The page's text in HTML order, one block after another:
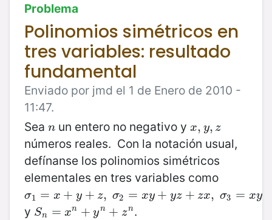
Problema
Polinomios simétricos en
tres variables: resultado
fundamental
Enviado por jmd el 1 de Enero de 2010 -
11:47.
Sea n
n un entero no negativo yx, y, z
x,y,z
números reales. Con la notación usual,
defínanse los polinomios simétricos
elementales en tres variables como
σ1 = x + y + z, σ2 = xy + yz + zx, σ3 = xyz
σ1 =x +y+ z, σ2= xy+ yz +z x, σ3 =x yz
y Sn = xn + yn + zn
Sn =x n+yn+zn
.